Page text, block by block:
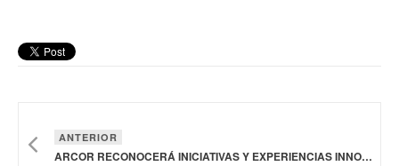
ANTERIOR
ARCOR RECONOCERÁ INICIATIVAS Y EXPERIENCIAS INNOVADORAS QUE PROMUEVAN HÁBITOS DE VIDA SALUDABLE EN LA NIÑEZ